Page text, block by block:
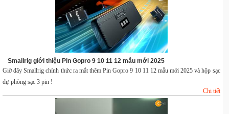
Smallrig giới thiệu Pin Gopro 9 10 11 12 mẫu mới 2025
Giờ đây Smallrig chính thức ra mắt thêm Pin Gopro 9 10 11 12 mẫu mới 2025 và hộp sạc
dự phòng sạc 3 pin !
Chi tiết